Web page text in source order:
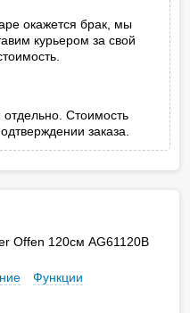
окажется брак, мы
курьером за свой
Стоимость
заказа.
Offen 120см AG61120B
Функции